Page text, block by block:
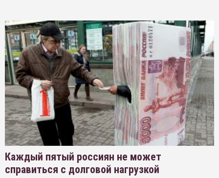
Каждый пятый россиян не может
справиться с долговой нагрузкой